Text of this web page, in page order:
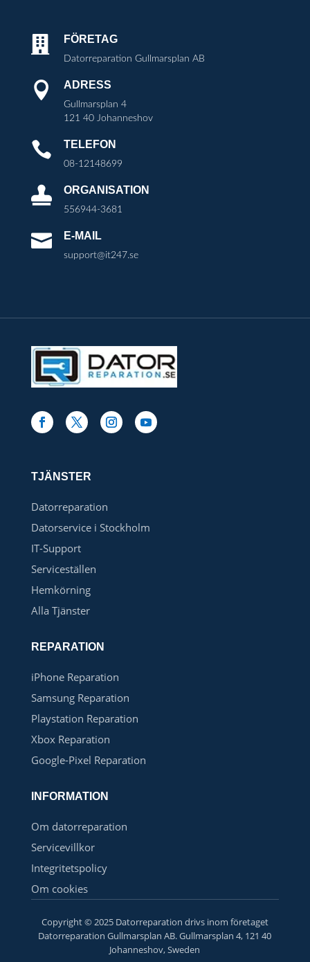
 FÖRETAG
Datorreparation Gullmarsplan AB
 ADRESS
Gullmarsplan 4
121 40 Johanneshov
 TELEFON
08-12148699
 ORGANISATION
556944-3681
 E-MAIL
support@it247.se
TJÄNSTER
Datorreparation
Datorservice i Stockholm
IT-Support
Serviceställen
Hemkörning
Alla Tjänster
REPARATION
iPhone Reparation
Samsung Reparation
Playstation Reparation
Xbox Reparation
Google-Pixel Reparation
INFORMATION
Om datorreparation
Servicevillkor
Integritetspolicy
Om cookies
Copyright © 2025 Datorreparation drivs inom företaget
Datorreparation Gullmarsplan AB. Gullmarsplan 4, 121 40
Johanneshov, Sweden